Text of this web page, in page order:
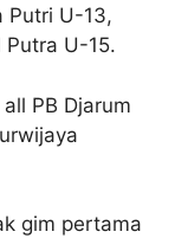
Putri U-13,
Putra U-15.
PB Djarum
gim pertama